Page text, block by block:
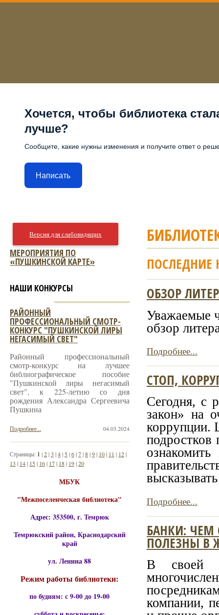
Хочется, чтобы библиотека
лучше?
Сообщите, какие нужны изменения и получите ответ о
Написать
ПОСЛЕДНИЕ
ОБЗОР
Уважаемые
обзор
Подробнее...
СТОП,
Сегодня, с
закон» на
коррупции.
подростков
Подробнее...
БАНКИ:
ПОЛЕЗНЫ В
В своей
компании,
Версия для слабовидящих
МЕРОПРИЯТИЯ ПО
«ПУШКИНСКОЙ КАРТЕ»
НАШИ КОНКУРСЫ
РАЙОННЫЙ
ПРОФЕССИОНАЛЬНЫЙ СМОТР-
КОНКУРС "ПУШКИНСКОЙ ЛИРЫ
НЕГАСИМЫЙ СВЕТ"
Районный профессиональный
смотр-конкурс на лучшее
библиографическое пособие
"Пушкинской лиры негасимый
свет", к 225-летию со дня
рождения Александра Сергеевича
Пушкина
04.03.2024
Подробнее...
Страницы: 1 |2|3 |4| 5|6|7|8|9| 10| 11 | 12|
13 | 14| 15| 16| 17| 18| 19|20
МБУК
"Межпоселенческая библиотека"
Адрес: 353500, г. Темрюк
Темрюкский район, Краснодарский
край
ул. Ленина 88
Режим работы библиотеки:
по будням: с 9-00 до 19-00